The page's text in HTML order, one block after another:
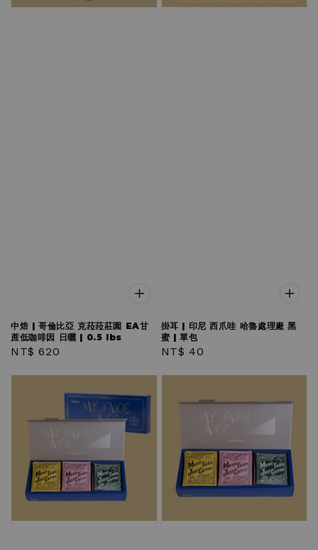
中焙 | 哥倫比亞 克菈菈莊園 EA甘
蔗低咖啡因 日曬 | 0.5 lbs
Regular
NT$ 620
掛耳 | 印尼 西爪哇 哈魯處理廠 黑
蜜 | 單包
Regular
NT$ 40